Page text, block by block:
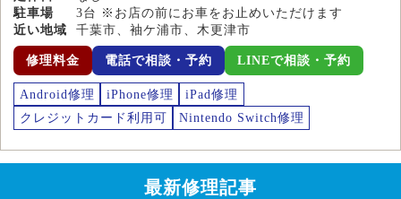
駐車場
3台 ※お店の前にお車をお止めいただけます
近い地域
千葉市、袖ケ浦市、木更津市
修理料金 電話で相談・予約 LINEで相談・予約
Android修理 iPhone修理
iPad修理
クレジットカード利用可
Nintendo Switch修理
最新修理記事